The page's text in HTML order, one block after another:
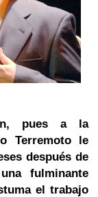
pues a la
Terremoto le
después de
fulminante
el trabajo